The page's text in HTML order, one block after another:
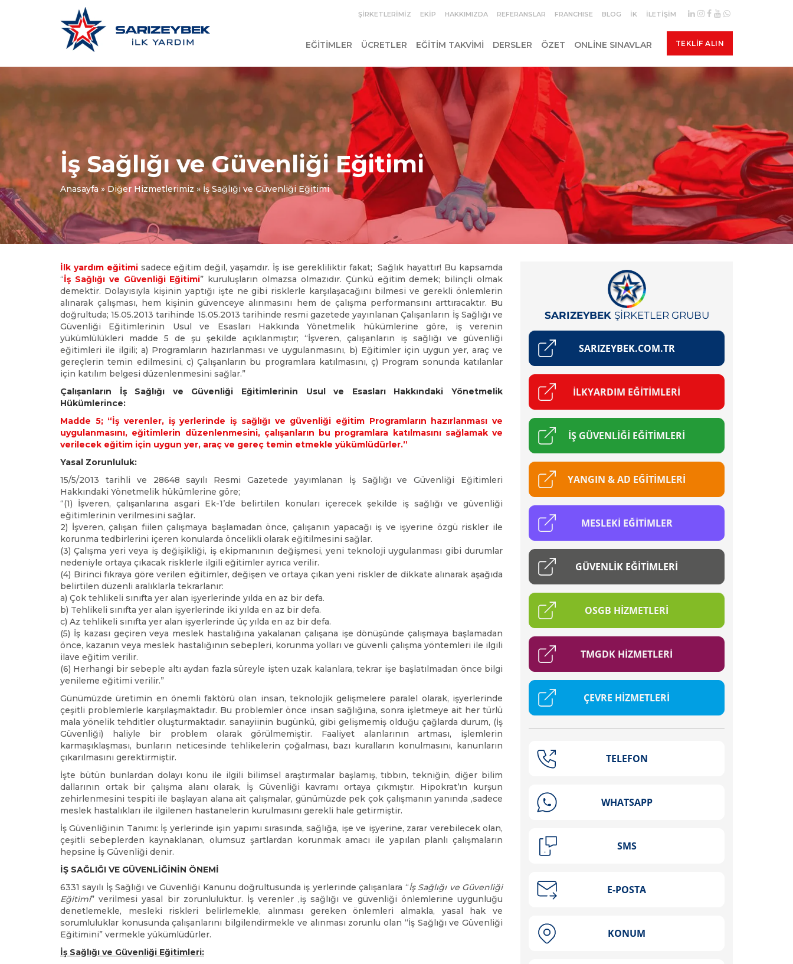
ŞIRKETLERIMIZ EKIP HAKKIMIZDA REFERANSLAR FRANCHISE BLOG İK İLETIŞIM
EĞITIMLER ÜCRETLER EĞITIM TAKVIMI DERSLER ÖZET ONLINE SINAVLAR TEKLIF ALIN
İş Sağlığı ve Güvenliği Eğitimi
Anasayfa »Diğer Hizmetlerimiz » İş Sağlığı ve Güvenliği Eğitimi
İlk yardım eğitimisadece eğitim değil, yaşamdır. İş ise gerekliliktir fakat; Sağlık hayattır! Bu kapsamda
“İş Sağlığı ve Güvenliği Eğitimi” kuruluşların olmazsa olmazıdır. Çünkü eğitim demek; bilinçli olmak
demektir. Dolayısıyla kişinin yaptığı işte ne gibi risklerle karşılaşacağını bilmesi ve gerekli önlemlerin
alınarak çalışması, hem kişinin güvenceye alınmasını hem de çalışma performansını arttıracaktır. Bu
doğrultuda; 15.05.2013 tarihinde 15.05.2013 tarihinde resmi gazetede yayınlanan Çalışanların İş Sağlığı ve
Güvenliği Eğitimlerinin Usul ve Esasları Hakkında Yönetmelik hükümlerine göre, iş verenin
yükümlülükleri madde 5 de şu şekilde açıklanmıştır; “İşveren, çalışanların iş sağlığı ve güvenliği
eğitimleri ile ilgili; a) Programların hazırlanması ve uygulanmasını, b) Eğitimler için uygun yer, araç ve
gereçlerin temin edilmesini, c) Çalışanların bu programlara katılmasını, ç) Program sonunda katılanlar
için katılım belgesi düzenlenmesini sağlar.”
Çalışanların İş Sağlığı ve Güvenliği Eğitimlerinin Usul ve Esasları Hakkındaki Yönetmelik
Hükümlerince:
Madde 5; “İş verenler, iş yerlerinde iş sağlığı ve güvenliği eğitim Programların hazırlanması ve
uygulanmasını, eğitimlerin düzenlenmesini, çalışanların bu programlara katılmasını sağlamak ve
verilecek eğitim için uygun yer, araç ve gereç temin etmekle yükümlüdürler.”
Yasal Zorunluluk:
15/5/2013 tarihli ve 28648 sayılı Resmi Gazetede yayımlanan İş Sağlığı ve Güvenliği Eğitimleri
Hakkındaki Yönetmelik hükümlerine göre;
“(1) İşveren, çalışanlarına asgari Ek-1’de belirtilen konuları içerecek şekilde iş sağlığı ve güvenliği
eğitimlerinin verilmesini sağlar.
2) İşveren, çalışan fiilen çalışmaya başlamadan önce, çalışanın yapacağı iş ve işyerine özgü riskler ile
korunma tedbirlerini içeren konularda öncelikli olarak eğitilmesini sağlar.
(3) Çalışma yeri veya iş değişikliği, iş ekipmanının değişmesi, yeni teknoloji uygulanması gibi durumlar
nedeniyle ortaya çıkacak risklerle ilgili eğitimler ayrıca verilir.
(4) Birinci fıkraya göre verilen eğitimler, değişen ve ortaya çıkan yeni riskler de dikkate alınarak aşağıda
belirtilen düzenli aralıklarla tekrarlanır:
a) Çok tehlikeli sınıfta yer alan işyerlerinde yılda en az bir defa.
b) Tehlikeli sınıfta yer alan işyerlerinde iki yılda en az bir defa.
c) Az tehlikeli sınıfta yer alan işyerlerinde üç yılda en az bir defa.
(5) İş kazası geçiren veya meslek hastalığına yakalanan çalışana işe dönüşünde çalışmaya başlamadan
önce, kazanın veya meslek hastalığının sebepleri, korunma yolları ve güvenli çalışma yöntemleri ile ilgili
ilave eğitim verilir.
(6) Herhangi bir sebeple altı aydan fazla süreyle işten uzak kalanlara, tekrar işe başlatılmadan önce bilgi
yenileme eğitimi verilir.”
Günümüzde üretimin en önemli faktörü olan insan, teknolojik gelişmelere paralel olarak, işyerlerinde
çeşitli problemlerle karşılaşmaktadır. Bu problemler önce insan sağlığına, sonra işletmeye ait her türlü
mala yönelik tehditler oluşturmaktadır. sanayiinin bugünkü, gibi gelişmemiş olduğu çağlarda durum, (İş
Güvenliği) haliyle bir problem olarak görülmemiştir. Faaliyet alanlarının artması, işlemlerin
karmaşıklaşması, bunların neticesinde tehlikelerin çoğalması, bazı kuralların konulmasını, kanunların
çıkarılmasını gerektirmiştir.
İşte bütün bunlardan dolayı konu ile ilgili bilimsel araştırmalar başlamış, tıbbın, tekniğin, diğer bilim
dallarının ortak bir çalışma alanı olarak, İş Güvenliği kavramı ortaya çıkmıştır. Hipokrat’ın kurşun
zehirlenmesini tespiti ile başlayan alana ait çalışmalar, günümüzde pek çok çalışmanın yanında ,sadece
meslek hastalıkları ile ilgilenen hastanelerin kurulmasını gerekli hale getirmiştir.
İş Güvenliğinin Tanımı: İş yerlerinde işin yapımı sırasında, sağlığa, işe ve işyerine, zarar verebilecek olan,
çeşitli sebeplerden kaynaklanan, olumsuz şartlardan korunmak amacı ile yapılan planlı çalışmaların
hepsine İş Güvenliği denir.
İŞ SAĞLIĞI VE GÜVENLİĞİNİN ÖNEMİ
6331 sayılı İş Sağlığı ve Güvenliği Kanunu doğrultusunda iş yerlerinde çalışanlara “İş Sağlığı ve Güvenliği
Eğitimi” verilmesi yasal bir zorunluluktur. İş verenler ,iş sağlığı ve güvenliği önlemlerine uygunluğu
denetlemekle, mesleki riskleri belirlemekle, alınması gereken önlemleri almakla, yasal hak ve
sorumluluklar konusunda çalışanlarını bilgilendirmekle ve alınması zorunlu olan “İş Sağlığı ve Güvenliği
Eğitimini” vermekle yükümlüdürler.
İş Sağlığı ve Güvenliği Eğitimleri: